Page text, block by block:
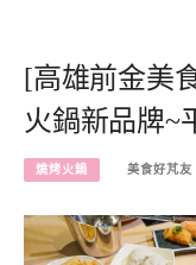
[高雄前金美
火鍋新品牌~
燒烤火鍋 美食好芃友